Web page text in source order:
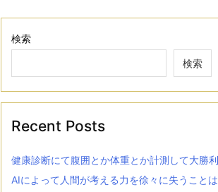
検索
検索
Recent Posts
健康診断にて腹囲とか体重とか計測して大勝
AIによって人間が考える力を徐々に失うこと